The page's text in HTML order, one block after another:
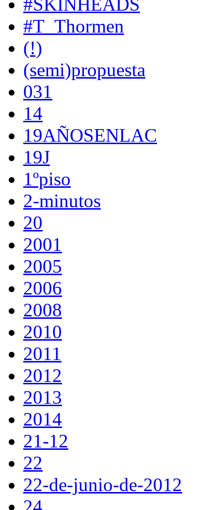
#SKINHEADS
#T_Thormen
(!)
(semi)propuesta
031
14
19AÑOSENLAC
19J
1ºpiso
2-minutos
20
2001
2005
2006
2008
2010
2011
2012
2013
2014
21-12
22
22-de-junio-de-2012